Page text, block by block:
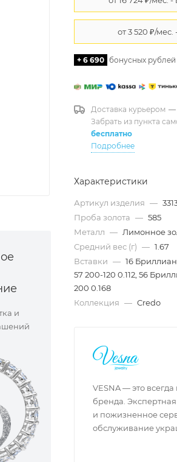
и
+ 6 690 бонусных рублей
Доставка курьером —
Забрать из пункта
бесплатно
Подробнее
Характеристики
Артикул изделия —
Проба золота — 585
Металл — Лимонное
Средний вес (г) — 1.67
Вставки — 16
57 200-120 0.112, 56
200 0.168
Коллекция — Credo
VESNA — это
бренда.
и пожизненное
обслуживание